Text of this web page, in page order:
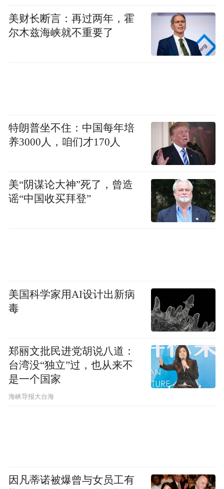
美财长断言：再过两年，霍
尔木兹海峡就不重要了
特朗普坐不住：中国每年培
养3000人，咱们才170人
美“阴谋论大神”死了，曾造
谣“中国收买拜登”
美国科学家用AI设计出新病
毒
郑丽文批民进党胡说八道：
台湾没“独立”过，也从来不
是一个国家
​海峡导报大台海
因凡蒂诺被爆曾与女员工有